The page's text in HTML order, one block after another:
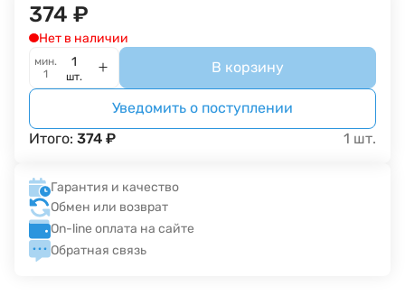
374 ₽
Нет в наличии
мин.
1
шт.
В корзину
Уведомить о поступлении
Итого: 374 ₽ 1 шт.
Гарантия и качество
Обмен или возврат
On-line оплата на сайте
Обратная связь